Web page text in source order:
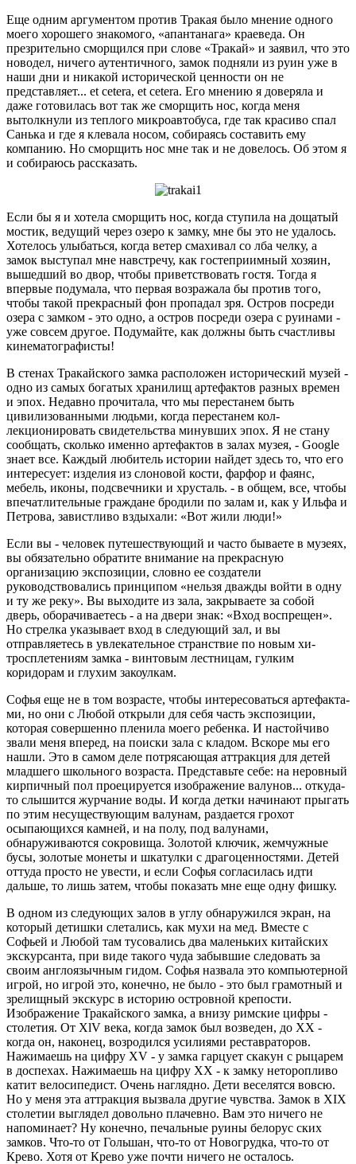
Еще одним аргументом против Тракая было мнение одного
мое­го хорошего знакомого, «апанта­нага» краеведа. Он
презрительно сморщился при слове «Тракай» и заявил, что это
новодел, ниче­го аутентичного, замок подняли из руин уже в
наши дни и ника­кой исторической ценности он не
представляет... et cetera, et cetera. Его мнению я доверяла и
даже готовилась вот так же сморщить нос, когда меня
вытолкнули из теплого микроавтобуса, где так красиво спал
Санька и где я кле­вала носом, собираясь составить ему
компанию. Но сморщить нос мне так и не довелось. Об этом я
и собираюсь рассказать.
Если бы я и хотела сморщить нос, когда ступила на дощатый
мостик, ведущий через озеро к замку, мне бы это не удалось.
Хо­телось улыбаться, когда ветер смахивал со лба челку, а
замок выступал мне навстречу, как го­степриимный хозяин,
вышедший во двор, чтобы приветствовать гостя. Тогда я
впервые подума­ла, что первая возражала бы про­тив того,
чтобы такой прекрасный фон пропадал зря. Остров посре­ди
озера с замком - это одно, а остров посреди озера с руинами -
уже совсем другое. Подумайте, как должны быть счастливы
ки­нематографисты!
В стенах Тракайского замка рас­положен исторический музей -
одно из самых богатых хранилищ артефактов разных времен
и эпох. Недавно прочитала, что мы пере­станем быть
цивилизованными людьми, когда перестанем кол­
лекционировать свидетельства минувших эпох. Я не стану
сооб­щать, сколько именно артефак­тов в залах музея, - Google
зна­ет все. Каждый любитель истории найдет здесь то, что его
интере­сует: изделия из слоновой кости, фарфор и фаянс,
мебель, иконы, подсвечники и хрусталь. - в об­щем, все, чтобы
впечатлительные граждане бродили по залам и, как у Ильфа и
Петрова, завистливо вздыхали: «Вот жили люди!»
Если вы - человек путешеству­ющий и часто бываете в музеях,
вы обязательно обратите внима­ние на прекрасную
организацию экспозиции, словно ее создатели
руководствовались принципом «нельзя дважды войти в одну
и ту же реку». Вы выходите из зала, закрываете за собой
дверь, обо­рачиваетесь - а на двери знак: «Вход воспрещен».
Но стрел­ка указывает вход в следующий зал, и вы
отправляетесь в увлека­тельное странствие по новым хи­
тросплетениям замка - винтовым лестницам, гулким
коридорам и глухим закоулкам.
Софья еще не в том возрасте, чтобы интересоваться артефакта­
ми, но они с Любой открыли для себя часть экспозиции,
которая совершенно пленила моего ре­бенка. И настойчиво
звали меня вперед, на поиски зала с кладом. Вскоре мы его
нашли. Это в самом деле потрясающая аттракция для детей
младшего школьного возраста. Представьте себе: на неров­ный
кирпичный пол проецируется изображение валунов... откуда-
то слышится журчание воды. И когда детки начинают прыгать
по этим несуществующим валунам, раздается грохот
осыпающихся камней, и на полу, под валунами,
обнаруживаются сокровища. Зо­лотой ключик, жемчужные
бусы, золотые монеты и шкатулки с дра­гоценностями. Детей
оттуда про­сто не увести, и если Софья со­гласилась идти
дальше, то лишь затем, что­бы показать мне еще одну фишку.
В одном из следующих залов в углу обнаружил­ся экран, на
который детишки слетались, как мухи на мед. Вме­сте с
Софьей и Любой там тусо­вались два маленьких китайских
экскурсанта, при виде такого чуда забывшие следовать за
своим ан­глоязычным гидом. Софья назва­ла это компьютерной
игрой, но игрой это, конечно, не было - это был грамотный и
зрелищный экс­курс в историю островной кре­пости.
Изображение Тракайско­го замка, а внизу римские цифры -
столетия. От XlV века, когда замок был возведен, до XX -
когда он, наконец, возродился усили­ями реставраторов.
Нажимаешь на цифру XV - у замка гарцует скакун с рыцарем
в доспехах. На­жимаешь на цифру XX - к замку неторопливо
катит велосипедист. Очень наглядно. Дети веселятся вовсю.
Но у меня эта аттракция вызвала другие чувства. Замок в XIX
столетии выглядел доволь­но плачевно. Вам это ничего не
напоми­нает? Ну конечно, печальные ру­ины белорус ских
замков. Что-то от Гольшан, что-то от Новогрудка, что-то от
Крево. Хотя от Крево уже почти ничего не осталось.